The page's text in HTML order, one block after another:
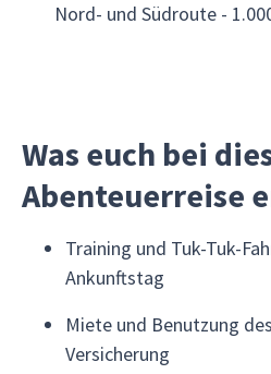
Nord- und Südroute -
Was euch bei
Abenteuerreise
Training und Tuk-Tuk-
Ankunftstag
Miete und Benutzung
Versicherung